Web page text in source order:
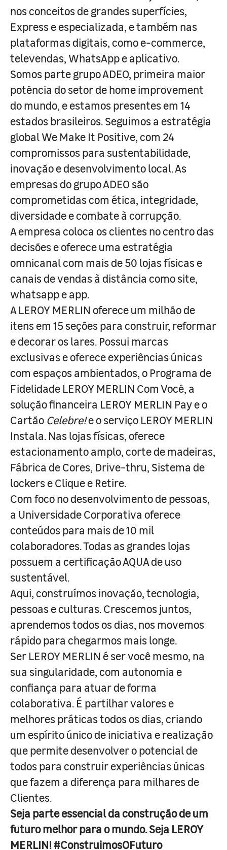
nos conceitos de grandes superfícies,
Express e especializada, e também nas
plataformas digitais, como e-commerce,
televendas, WhatsApp e aplicativo.
Somos parte grupo ADEO, primeira maior
potência do setor de home improvement
do mundo, e estamos presentes em 14
estados brasileiros. Seguimos a estratégia
global We Make It Positive, com 24
compromissos para sustentabilidade,
inovação e desenvolvimento local. As
empresas do grupo ADEO são
comprometidas com ética, integridade,
diversidade e combate à corrupção.
A empresa coloca os clientes no centro das
decisões e oferece uma estratégia
omnicanal com mais de 50 lojas físicas e
canais de vendas à distância como site,
whatsapp e app.
A LEROY MERLIN oferece um milhão de
itens em 15 seções para construir, reformar
e decorar os lares. Possui marcas
exclusivas e oferece experiências únicas
com espaços ambientados, o Programa de
Fidelidade LEROY MERLIN Com Você, a
solução financeira LEROY MERLIN Pay e o
Cartão Celebre!e o serviço LEROY MERLIN
Instala. Nas lojas físicas, oferece
estacionamento amplo, corte de madeiras,
Fábrica de Cores, Drive-thru, Sistema de
lockers e Clique e Retire.
Com foco no desenvolvimento de pessoas,
a Universidade Corporativa oferece
conteúdos para mais de 10 mil
colaboradores. Todas as grandes lojas
possuem a certificação AQUA de uso
sustentável.
Aqui, construímos inovação, tecnologia,
pessoas e culturas. Crescemos juntos,
aprendemos todos os dias, nos movemos
rápido para chegarmos mais longe.
Ser LEROY MERLIN é ser você mesmo, na
sua singularidade, com autonomia e
confiança para atuar de forma
colaborativa. É partilhar valores e
melhores práticas todos os dias, criando
um espírito único de iniciativa e realização
que permite desenvolver o potencial de
todos para construir experiências únicas
que fazem a diferença para milhares de
Clientes.
Seja parte essencial da construção de um
futuro melhor para o mundo. Seja LEROY
MERLIN! #ConstruimosOFuturo